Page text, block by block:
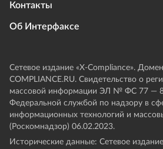
Контакты
Об Интерфаксе
Сетевое издание «Х-Compliance».
COMPLIANCE.RU. Свидетельство о
массовой информации ЭЛ № ФС 77 —
Федеральной службой по надзору в
информационных технологий и
(Роскомнадзор) 06.02.2023.
Исторические данные: Сетевое